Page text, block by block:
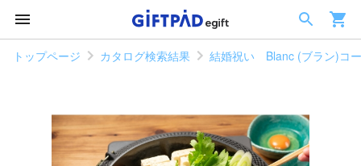
トップページ カタログ検索結果 結婚祝い Blanc (ブラン)コ